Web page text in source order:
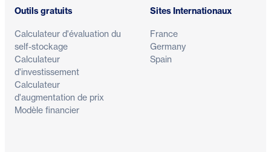
Outils gratuits
Calculateur d'évaluation du
self-stockage
Calculateur
d'investissement
Calculateur
d'augmentation de prix
Modèle financier
Sites Internationaux
France
Germany
Spain